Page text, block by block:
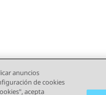
anuncios
de cookies
acepta